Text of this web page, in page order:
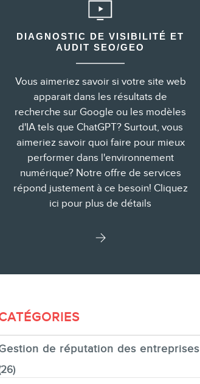
DIAGNOSTIC DE VISIBILITÉ ET
AUDIT SEO/GEO
Vous aimeriez savoir si votre site web
apparait dans les résultats de
recherche sur Google ou les modèles
d'IA tels que ChatGPT? Surtout, vous
aimeriez savoir quoi faire pour mieux
performer dans l'environnement
numérique? Notre offre de services
répond justement à ce besoin! Cliquez
ici pour plus de détails
de réputation des entreprises